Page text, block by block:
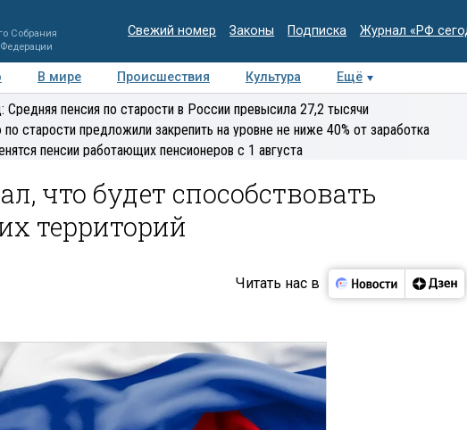
Собрания
Свежий номер Законы Подписка Журнал «РФ
В мире Происшествия Культура Ещё
Медиацентр Интервью Колумнисты
экспертиза
Средняя пенсия по старости в России превысила 27,2 тысячи
старости предложили закрепить на уровне не ниже 40% от заработка
пенсии работающих пенсионеров с 1 августа
что будет способствовать
территорий
Читать нас в